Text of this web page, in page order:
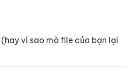
vì sao mà file của bạn lại